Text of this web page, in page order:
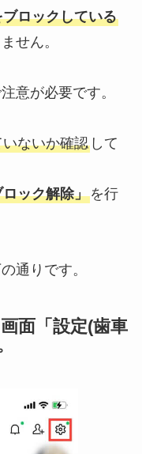
ロックしている
せん。
意が必要です。
ないか確認して
ック解除」を行
通りです。
面「設定(歯車